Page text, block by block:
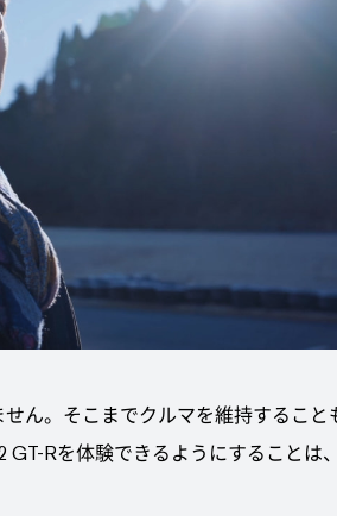
ん。そこまでクルマを維持するこ
Rを体験できるようにすることは